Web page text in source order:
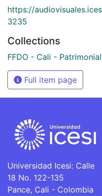
https://
3235
Collections
FFDO - Cali - Patrimonial
Full item page
Universidad Icesi: Calle
18 No. 122-135
Pance, Cali - Colombia